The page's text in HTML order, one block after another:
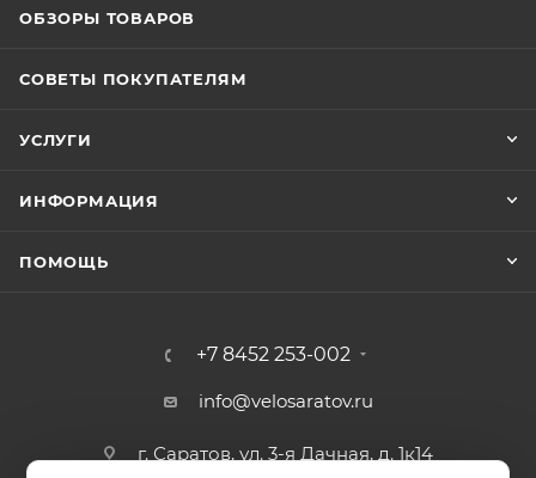
ОБЗОРЫ ТОВАРОВ
СОВЕТЫ ПОКУПАТЕЛЯМ
УСЛУГИ
ИНФОРМАЦИЯ
ПОМОЩЬ
+7 8452 253-002
info@velosaratov.ru
г. Саратов, ул. 3-я Дачная, д. 1к14